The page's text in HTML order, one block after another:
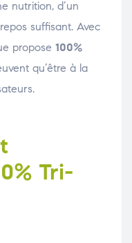
nutrition, d’un
suffisant. Avec
propose 100%
qu’être à la
Tri-